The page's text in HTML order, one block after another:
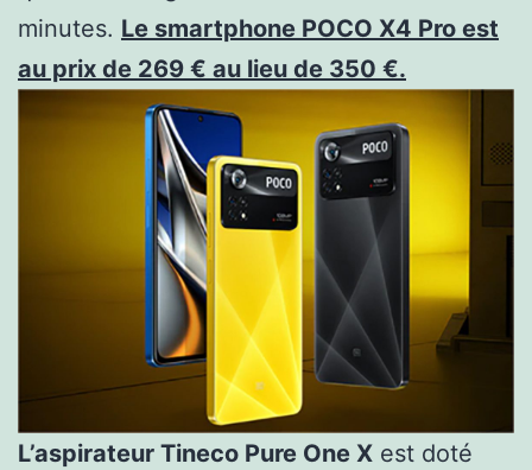
minutes. Le smartphone POCO X4 Pro est
au prix de 269 € au lieu de 350 €.
L’aspirateur Tineco Pure One X est doté